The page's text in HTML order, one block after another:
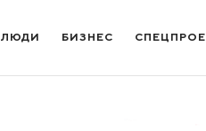
ЛЮДИ БИЗНЕС